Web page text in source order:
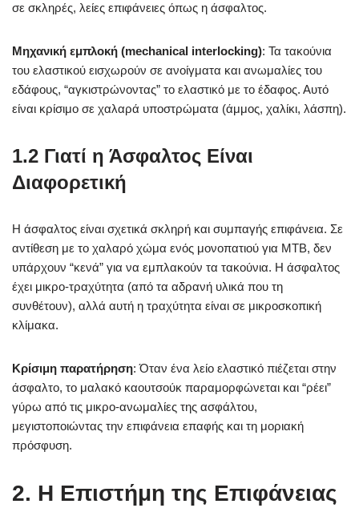
σε σκληρές, λείες επιφάνειες όπως η άσφαλτος.
Μηχανική εμπλοκή (mechanical interlocking): Τα τακούνια
του ελαστικού εισχωρούν σε ανοίγματα και ανωμαλίες του
εδάφους, “αγκιστρώνοντας” το ελαστικό με το έδαφος. Αυτό
είναι κρίσιμο σε χαλαρά υποστρώματα (άμμος, χαλίκι, λάσπη).
1.2 Γιατί η Άσφαλτος Είναι
Διαφορετική
Η άσφαλτος είναι σχετικά σκληρή και συμπαγής επιφάνεια. Σε
αντίθεση με το χαλαρό χώμα ενός μονοπατιού για MTB, δεν
υπάρχουν “κενά” για να εμπλακούν τα τακούνια. Η άσφαλτος
έχει μικρο-τραχύτητα (από τα αδρανή υλικά που τη
συνθέτουν), αλλά αυτή η τραχύτητα είναι σε μικροσκοπική
κλίμακα.
Κρίσιμη παρατήρηση: Όταν ένα λείο ελαστικό πιέζεται στην
άσφαλτο, το μαλακό καουτσούκ παραμορφώνεται και “ρέει”
γύρω από τις μικρο-ανωμαλίες της ασφάλτου,
μεγιστοποιώντας την επιφάνεια επαφής και τη μοριακή
πρόσφυση.
2. Η Επιστήμη της Επιφάνειας